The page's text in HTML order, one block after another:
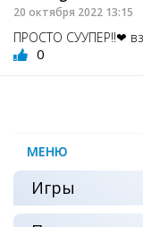
20 октября 2022 13:15
ПРОСТО СУУПЕР!!❤
0
МЕНЮ
Игры